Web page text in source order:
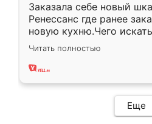
Заказала себе новый
Ренессанс где ранее
новую кухню.Чего
вполне довольна.
два года, нареканий нет.
Читать полностью
Еще